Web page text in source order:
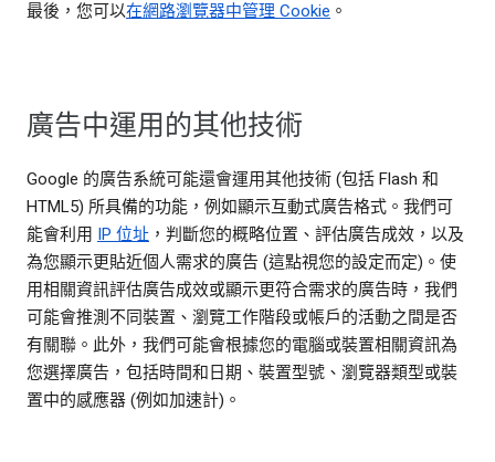
最後，您可以在網路瀏覽器中管理 Cookie 。
廣告中運用的其他技術
Google 的廣告系統可能還會運用其他技術 (包括 Flash 和
HTML5) 所具備的功能，例如顯示互動式廣告格式。我們可
能會利用 IP 位址 ，判斷您的概略位置、評估廣告成效，以及
為您顯示更貼近個人需求的廣告 (這點視您的設定而定)。使
用相關資訊評估廣告成效或顯示更符合需求的廣告時，我們
可能會推測不同裝置、瀏覽工作階段或帳戶的活動之間是否
有關聯。此外，我們可能會根據您的電腦或裝置相關資訊為
您選擇廣告，包括時間和日期、裝置型號、瀏覽器類型或裝
置中的感應器 (例如加速計)。